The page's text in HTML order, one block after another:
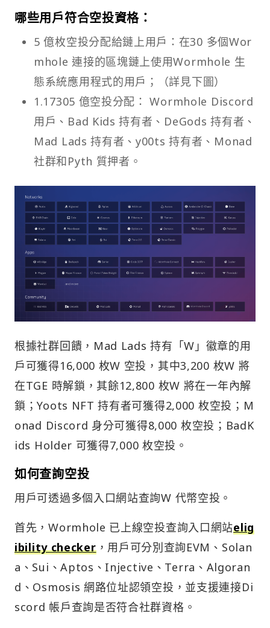
哪些用戶符合空投資格：
5 億枚空投分配給鏈上用戶：在30 多個Wor
mhole 連接的區塊鏈上使用Wormhole 生
態系統應用程式的用戶；（詳見下圖）
1.17305 億空投分配： Wormhole Discord
用戶、Bad Kids 持有者、DeGods 持有者、
Mad Lads 持有者、y00ts 持有者、Monad
社群和Pyth 質押者。
根據社群回饋，Mad Lads 持有「W」徽章的用
戶可獲得16,000 枚W 空投，其中3,200 枚W 將
在TGE 時解鎖，其餘12,800 枚W 將在一年內解
鎖；Yoots NFT 持有者可獲得2,000 枚空投；M
onad Discord 身分可獲得8,000 枚空投；BadK
ids Holder 可獲得7,000 枚空投。
如何查詢空投
用戶可透過多個入口網站查詢W 代幣空投。
首先，Wormhole 已上線空投查詢入口網站elig
ibility checker，用戶可分別查詢EVM、Solan
a、Sui、Aptos、Injective、Terra、Algoran
d、Osmosis 網路位址認領空投，並支援連接Di
scord 帳戶查詢是否符合社群資格。